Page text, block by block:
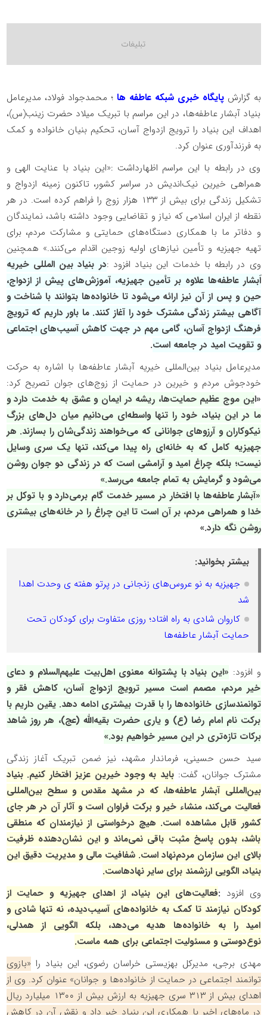
به گزارش پایگاه خبری شبکه عاطفه ها ؛ محمدجواد فولاد، مدیرعامل
بنیاد آبشار عاطفه‌ها، در این مراسم با تبریک میلاد حضرت زینب(س)،
اهداف این بنیاد را ترویج ازدواج آسان، تحکیم بنیان خانواده و کمک
به فرزندآوری عنوان کرد.
وی در رابطه با این مراسم اظهارداشت :«این بنیاد با عنایت الهی و
همراهی خیرین نیک‌اندیش در سراسر کشور، تاکنون زمینه ازدواج و
تشکیل زندگی برای بیش از ۱۳۳ هزار زوج را فراهم کرده است. در هر
نقطه از ایران اسلامی که نیاز و تقاضایی وجود داشته باشد، نمایندگان
و دفاتر ما با همکاری دستگاه‌های حمایتی و مشارکت مردم، برای
تهیه جهیزیه و تأمین نیازهای اولیه زوجین اقدام می‌کنند.» همچنین
وی در رابطه با خدمات این بنیاد افزود :در بنیاد بین المللی خیریه
اَبشار عاطفه‌ها علاوه بر تأمین جهیزیه، آموزش‌های پیش از ازدواج،
حین و پس از آن نیز ارائه می‌شود تا خانواده‌ها بتوانند با شناخت و
آگاهی بیشتر زندگی مشترک خود را آغاز کنند. ما باور داریم که ترویج
فرهنگ ازدواج آسان، گامی مهم در جهت کاهش آسیب‌های اجتماعی
و تقویت امید در جامعه است.
مدیرعامل بنیاد بین‌المللی خیریه آبشار عاطفه‌ها با اشاره به حرکت
خودجوش مردم و خیرین در حمایت از زوج‌های جوان تصریح کرد:
«این موج عظیم حمایت‌ها، ریشه در ایمان و عشق به خدمت دارد و
ما در این بنیاد، خود را تنها واسطه‌ای می‌دانیم میان دل‌های بزرگ
نیکوکاران و آرزوهای جوانانی که می‌خواهند زندگی‌شان را بسازند. هر
جهیزیه کامل که به خانه‌ای راه پیدا می‌کند، تنها یک سری وسایل
نیست؛ بلکه چراغ امید و آرامشی است که در زندگی دو جوان روشن
می‌شود و گرمایش به تمام جامعه می‌رسد.»
«آبشار عاطفه‌ها با افتخار در مسیر خدمت گام برمی‌دارد و با توکل بر
خدا و همراهی مردم، بر آن است تا این چراغ را در خانه‌های بیشتری
روشن نگه دارد.»
بیشتر بخوانید:
جهیزیه به نو عروس‌های زنجانی در پرتو هفته ی وحدت اهدا
شد
کاروان شادی به راه افتاد؛ روزی متفاوت برای کودکان تحت
حمایت آبشار عاطفه‌ها
و افزود: «این بنیاد با پشتوانه معنوی اهل‌بیت علیهم‌السلام و دعای
خیر مردم، مصمم است مسیر ترویج ازدواج آسان، کاهش فقر و
توانمندسازی خانواده‌ها را با قدرت بیشتری ادامه دهد. یقین داریم با
برکت نام امام رضا (ع) و یاری حضرت بقیه‌الله (عج)، هر روز شاهد
برکات تازه‌تری در این مسیر خواهیم بود.»
سید حسن حسینی، فرماندار مشهد، نیز ضمن تبریک آغاز زندگی
مشترک جوانان، گفت: باید به وجود خیرین عزیز افتخار کنیم. بنیاد
بین‌المللی آبشار عاطفه‌ها، که در مشهد مقدس و سطح بین‌المللی
فعالیت می‌کند، منشاء خیر و برکت فراوان است و آثار آن در هر جای
کشور قابل مشاهده است. هیچ درخواستی از نیازمندان که منطقی
باشد، بدون پاسخ مثبت باقی نمی‌ماند و این نشان‌دهنده ظرفیت
بالای این سازمان مردم‌نهاد است. شفافیت مالی و مدیریت دقیق این
بنیاد، الگویی ارزشمند برای سایر نهادهاست.
وی افزود :فعالیت‌های این بنیاد، از اهدای جهیزیه و حمایت از
کودکان نیازمند تا کمک به خانواده‌های آسیب‌دیده، نه تنها شادی و
امید را به خانواده‌ها هدیه می‌دهد، بلکه الگویی از همدلی،
نوع‌دوستی و مسئولیت اجتماعی برای همه ماست.
مهدی برجی، مدیرکل بهزیستی خراسان رضوی، این بنیاد را «بازوی
توانمند اجتماعی در حمایت از خانواده‌ها و جوانان» عنوان کرد. وی از
اهدای بیش از ۳۱۳ سری جهیزیه به ارزش بیش از ۱۳۰۰ میلیارد ریال